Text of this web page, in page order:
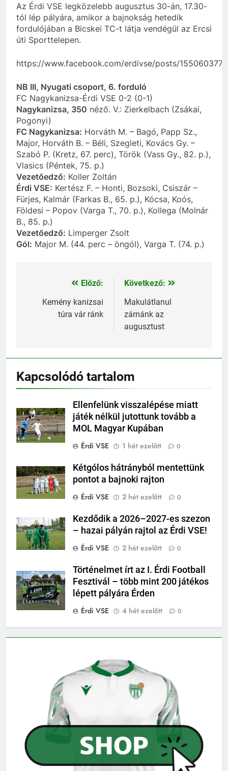
Az Érdi VSE legközelebb augusztus 30-án, 17.30-
tól lép pályára, amikor a bajnokság hetedik
fordulójában a Bicskei TC-t látja vendégül az Ercsi
úti Sporttelepen.
https://www.facebook.com/erdivse/posts/
NB III, Nyugati csoport, 6. forduló
FC Nagykanizsa-Érdi VSE 0-2 (0-1)
Nagykanizsa, 350 néző. V.: Zierkelbach (Zsákai,
Pogonyi)
FC Nagykanizsa: Horváth M. – Bagó, Papp Sz.,
Major, Horváth B. – Béli, Szegleti, Kovács Gy. –
Szabó P. (Kretz, 67. perc), Török (Vass Gy., 82. p.),
Vlasics (Péntek, 75. p.)
Vezetőedző: Koller Zoltán
Érdi VSE: Kertész F. – Honti, Bozsoki, Csiszár –
Fürjes, Kalmár (Farkas B., 65. p.), Kócsa, Koós,
Földesi – Popov (Varga T., 70. p.), Kollega (Molnár
B., 85. p.)
Vezetőedző: Limperger Zsolt
Gól: Major M. (44. perc – öngól), Varga T. (74. p.)
Bejegyzés
navigáció
Előző:
Kemény kanizsai
túra vár ránk
Következő:
Makulátlanul
zárnánk az
augusztust
Kapcsolódó tartalom
Ellenfelünk visszalépése miatt
játék nélkül jutottunk tovább a
MOL Magyar Kupában
Érdi VSE
1 hét ezelőtt 0
Kétgólos hátrányból mentettünk
pontot a bajnoki rajton
Érdi VSE
2 hét ezelőtt 0
Kezdődik a 2026–2027-es szezon
– hazai pályán rajtol az Érdi VSE!
Érdi VSE
2 hét ezelőtt 0
Történelmet írt az I. Érdi Football
Fesztivál – több mint 200 játékos
lépett pályára Érden
Érdi VSE
4 hét ezelőtt 0